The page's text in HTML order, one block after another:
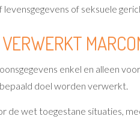
of seksuele
enkel en alleen
doel worden verwerkt.
de wet toegestane situaties,